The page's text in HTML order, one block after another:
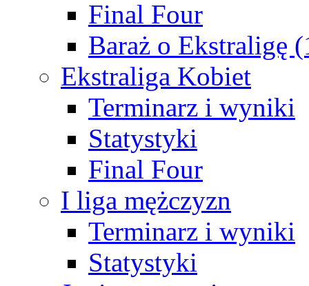
Final Four
Baraż o Ekstraligę
Ekstraliga Kobiet
Terminarz i wyniki
Statystyki
Final Four
I liga mężczyzn
Terminarz i wyniki
Statystyki